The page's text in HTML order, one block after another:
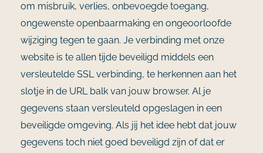
om misbruik, verlies, onbevoegde toegang,
ongewenste openbaarmaking en ongeoorloofde
wijziging tegen te gaan. Je verbinding met onze
website is te allen tijde beveiligd middels een
versleutelde SSL verbinding, te herkennen aan het
slotje in de URL balk van jouw browser. Al je
gegevens staan versleuteld opgeslagen in een
beveiligde omgeving. Als jij het idee hebt dat jouw
gegevens toch niet goed beveiligd zijn of dat er